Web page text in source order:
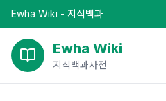
Ewha Wiki - 지식백과
Ewha Wiki
지식백과사전